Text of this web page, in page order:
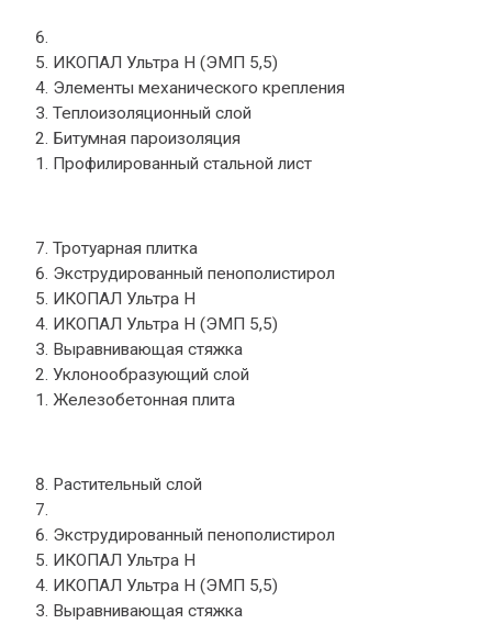
ИКОПАЛ Ультра Н (ЭМП 5,5)
Элементы механического крепления
Теплоизоляционный слой
Битумная пароизоляция
Профилированный стальной лист
Тротуарная плитка
Экструдированный пенополистирол
ИКОПАЛ Ультра H
ИКОПАЛ Ультра Н (ЭМП 5,5)
Выравнивающая стяжка
Уклонообразующий слой
Железобетонная плита
Растительный слой
Экструдированный пенополистирол
ИКОПАЛ Ультра Н
ИКОПАЛ Ультра Н (ЭМП 5,5)
Выравнивающая стяжка